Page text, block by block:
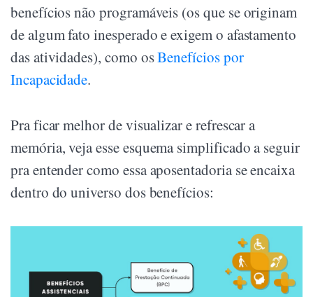
benefícios não programáveis (os que se originam
de algum fato inesperado e exigem o afastamento
das atividades), como osBenefícios por
Incapacidade.
Pra ficar melhor de visualizar e refrescar a
memória, veja esse esquema simplificado a seguir
pra entender como essa aposentadoria se encaixa
dentro do universo dos benefícios: